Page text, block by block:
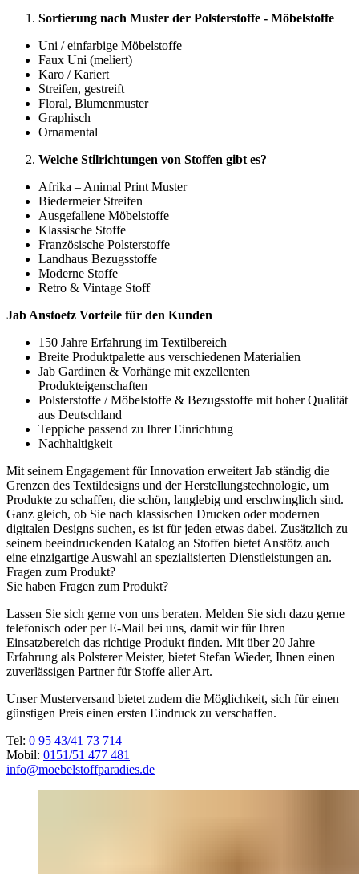
Sortierung nach Muster der Polsterstoffe - Möbelstoffe
Uni / einfarbige Möbelstoffe
Faux Uni (meliert)
Karo / Kariert
Streifen, gestreift
Floral, Blumenmuster
Graphisch
Ornamental
Welche Stilrichtungen von Stoffen gibt es?
Afrika – Animal Print Muster
Biedermeier Streifen
Ausgefallene Möbelstoffe
Klassische Stoffe
Französische Polsterstoffe
Landhaus Bezugsstoffe
Moderne Stoffe
Retro & Vintage Stoff
Jab Anstoetz Vorteile für den Kunden
150 Jahre Erfahrung im Textilbereich
Breite Produktpalette aus verschiedenen Materialien
Jab Gardinen & Vorhänge mit exzellenten
Produkteigenschaften
Polsterstoffe / Möbelstoffe & Bezugsstoffe mit hoher Qualität
aus Deutschland
Teppiche passend zu Ihrer Einrichtung
Nachhaltigkeit
Mit seinem Engagement für Innovation erweitert Jab ständig die
Grenzen des Textildesigns und der Herstellungstechnologie, um
Produkte zu schaffen, die schön, langlebig und erschwinglich sind.
Ganz gleich, ob Sie nach klassischen Drucken oder modernen
digitalen Designs suchen, es ist für jeden etwas dabei. Zusätzlich zu
seinem beeindruckenden Katalog an Stoffen bietet Anstötz auch
eine einzigartige Auswahl an spezialisierten Dienstleistungen an.
Fragen zum Produkt?
Sie haben Fragen zum Produkt?
Lassen Sie sich gerne von uns beraten. Melden Sie sich dazu gerne
telefonisch oder per E-Mail bei uns, damit wir für Ihren
Einsatzbereich das richtige Produkt finden. Mit über 20 Jahre
Erfahrung als Polsterer Meister, bietet Stefan Wieder, Ihnen einen
zuverlässigen Partner für Stoffe aller Art.
Unser Musterversand bietet zudem die Möglichkeit, sich für einen
günstigen Preis einen ersten Eindruck zu verschaffen.
Tel: 0 95 43/41 73 714
Mobil: 0151/51 477 481
info@moebelstoffparadies.de